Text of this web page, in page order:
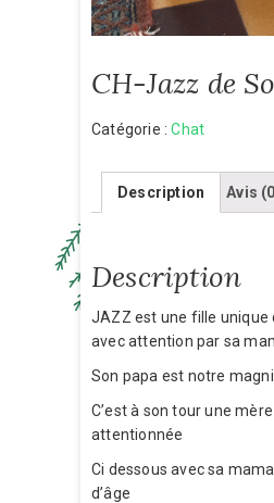
CH-Jazz de
Catégorie :Chat
Description Avis
Description
JAZZ est une fille unique
avec attention par sa
Son papa est notre
C’est à son tour une
attentionnée
Ci dessous avec sa
d’âge